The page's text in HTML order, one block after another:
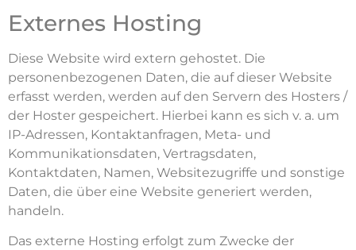
Externes Hosting
Diese Website wird extern gehostet. Die
personenbezogenen Daten, die auf dieser Website
erfasst werden, werden auf den Servern des Hosters /
der Hoster gespeichert. Hierbei kann es sich v. a. um
IP-Adressen, Kontaktanfragen, Meta- und
Kommunikationsdaten, Vertragsdaten,
Kontaktdaten, Namen, Websitezugriffe und sonstige
Daten, die über eine Website generiert werden,
handeln.
Das externe Hosting erfolgt zum Zwecke der